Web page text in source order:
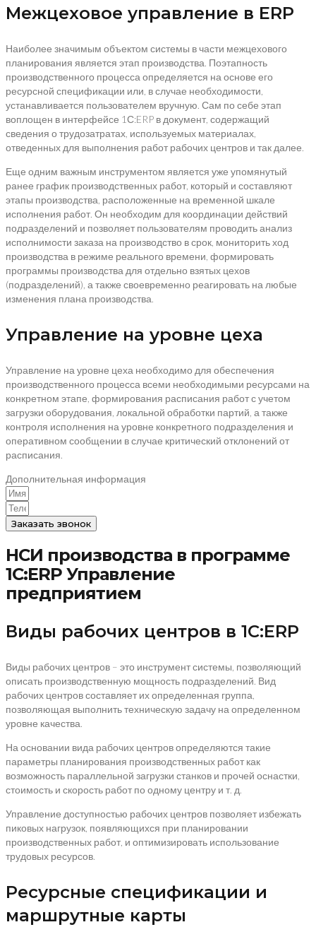
Межцеховое управление в ERP
Наиболее значимым объектом системы в части межцехового
планирования является этап производства. Поэтапность
производственного процесса определяется на основе его
ресурсной спецификации или, в случае необходимости,
устанавливается пользователем вручную. Сам по себе этап
воплощен в интерфейсе 1С:ERP в документ, содержащий
сведения о трудозатратах, используемых материалах,
отведенных для выполнения работ рабочих центров и так далее.
Еще одним важным инструментом является уже упомянутый
ранее график производственных работ, который и составляют
этапы производства, расположенные на временной шкале
исполнения работ. Он необходим для координации действий
подразделений и позволяет пользователям проводить анализ
исполнимости заказа на производство в срок, мониторить ход
производства в режиме реального времени, формировать
программы производства для отдельно взятых цехов
(подразделений), а также своевременно реагировать на любые
изменения плана производства.
Управление на уровне цеха
Управление на уровне цеха необходимо для обеспечения
производственного процесса всеми необходимыми ресурсами на
конкретном этапе, формирования расписания работ с учетом
загрузки оборудования, локальной обработки партий, а также
контроля исполнения на уровне конкретного подразделения и
оперативном сообщении в случае критический отклонений от
расписания.
Дополнительная информация
Заказать звонок
НСИ производства в программе
1С:ERP Управление
предприятием
Виды рабочих центров в 1С:ERP
Виды рабочих центров – это инструмент системы, позволяющий
описать производственную мощность подразделений. Вид
рабочих центров составляет их определенная группа,
позволяющая выполнить техническую задачу на определенном
уровне качества.
На основании вида рабочих центров определяются такие
параметры планирования производственных работ как
возможность параллельной загрузки станков и прочей оснастки,
стоимость и скорость работ по одному центру и т. д.
Управление доступностью рабочих центров позволяет избежать
пиковых нагрузок, появляющихся при планировании
производственных работ, и оптимизировать использование
трудовых ресурсов.
Ресурсные спецификации и
маршрутные карты